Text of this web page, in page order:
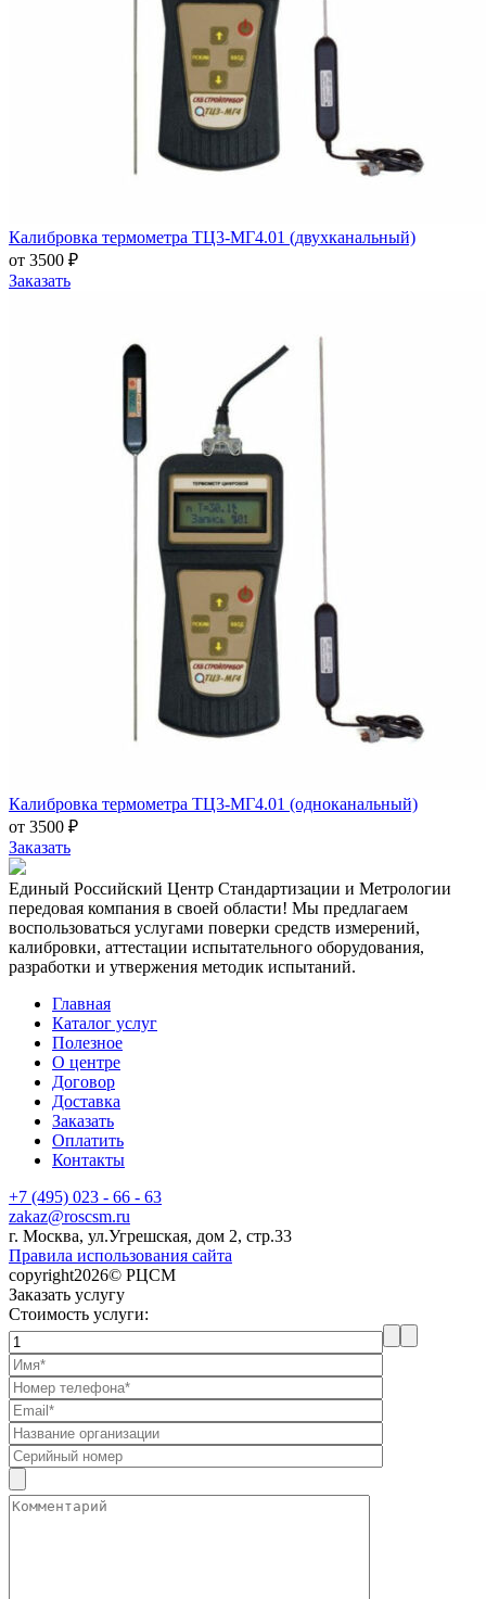
Калибровка термометра ТЦ3-МГ4.01 (двухканальный)
от 3500 ₽
Заказать
Калибровка термометра ТЦ3-МГ4.01 (одноканальный)
от 3500 ₽
Заказать
Единый Российский Центр Стандартизации и Метрологии
передовая компания в своей области! Мы предлагаем
воспользоваться услугами поверки средств измерений,
калибровки, аттестации испытательного оборудования,
разработки и утвержения методик испытаний.
Главная
Каталог услуг
Полезное
О центре
Договор
Доставка
Заказать
Оплатить
Контакты
+7 (495) 023 - 66 - 63
zakaz@roscsm.ru
г. Москва, ул.Угрешская, дом 2, стр.33
Правила использования сайта
copyright2026© РЦСМ
Заказать услугу
Стоимость услуги: